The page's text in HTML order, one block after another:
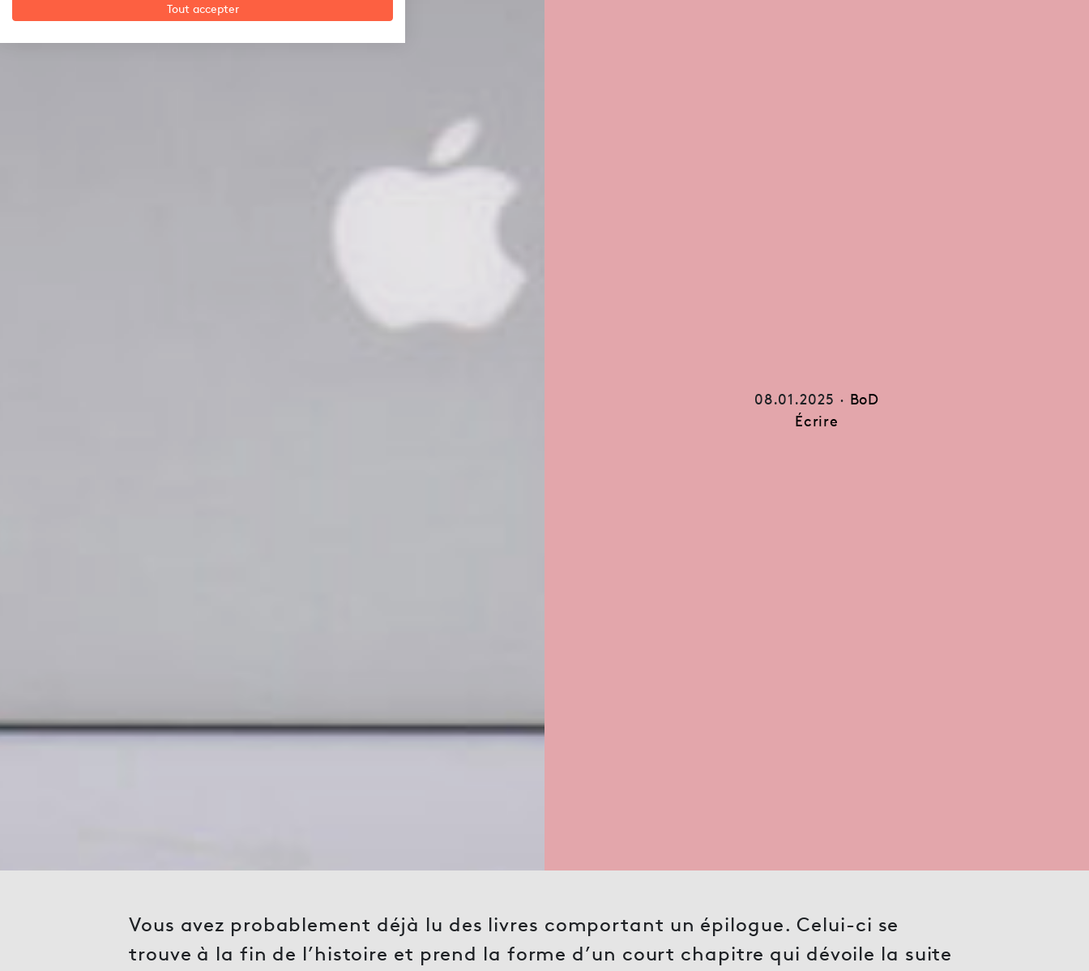
08.01.2025 · BoD
Écrire
Vous avez probablement déjà lu des livres comportant un épilogue. Celui-ci se
trouve à la fin de l’histoire et prend la forme d’un court chapitre qui dévoile la suite
Tout accepter